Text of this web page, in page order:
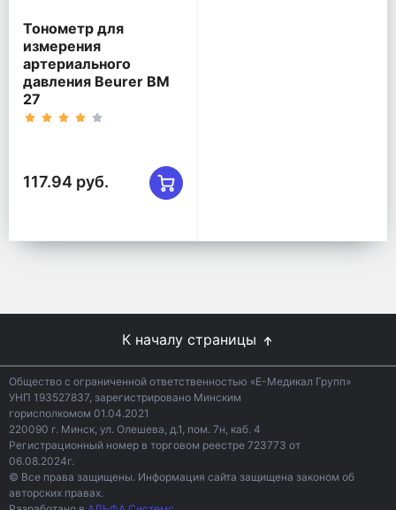
Тонометр для
измерения
артериального
давления Beurer BM
27
117.94 руб.
К началу страницы
Общество с ограниченной ответственностью «Е-Медикал Групп»
УНП 193527837, зарегистрировано Минским
горисполкомом 01.04.2021
220090 г. Минск, ул. Олешева, д.1, пом. 7н, каб. 4
Регистрационный номер в торговом реестре 723773 от
06.08.2024г.
© Все права защищены. Информация сайта защищена законом об
авторских правах.